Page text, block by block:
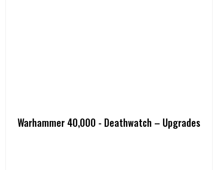
Warhammer 40,000 - Deathwatch – Upgrades